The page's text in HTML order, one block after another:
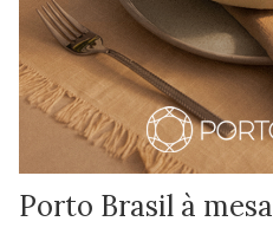
Porto Brasil à mesa